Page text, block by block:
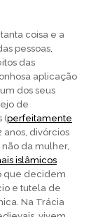
coisa e a
pessoas,
das
aplicação
dos seus
de
(perfeitamente
anos, divórcios
da mulher,
islâmicos
que decidem
e tutela de
Na Trácia